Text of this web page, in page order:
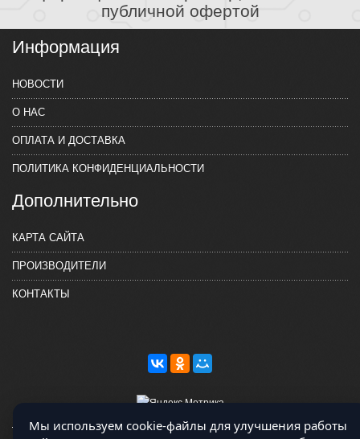
публичной офертой
Информация
НОВОСТИ
О НАС
ОПЛАТА И ДОСТАВКА
ПОЛИТИКА КОНФИДЕНЦИАЛЬНОСТИ
Дополнительно
КАРТА САЙТА
ПРОИЗВОДИТЕЛИ
КОНТАКТЫ
Мы используем cookie-файлы для улучшения работы